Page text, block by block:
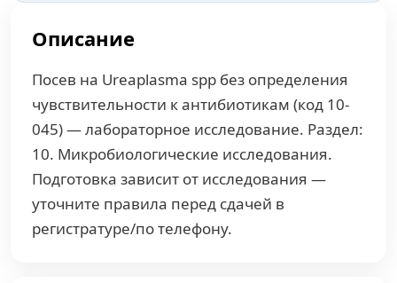
Описание
Посев на Ureaplasma spp без определения
чувствительности к антибиотикам (код 10-
045) — лабораторное исследование. Раздел:
10. Микробиологические исследования.
Подготовка зависит от исследования —
уточните правила перед сдачей в
регистратуре/по телефону.